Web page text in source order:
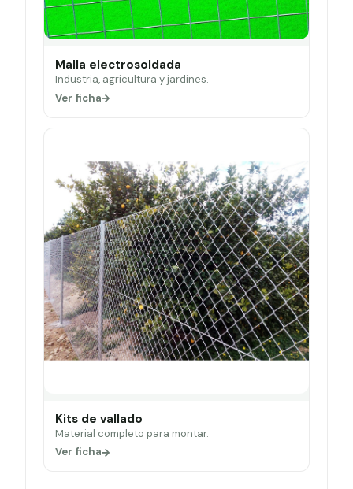
Malla electrosoldada
Industria, agricultura y jardines.
Ver ficha
Kits de vallado
Material completo para montar.
Ver ficha